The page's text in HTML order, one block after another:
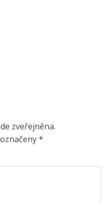
zveřejněna.
*